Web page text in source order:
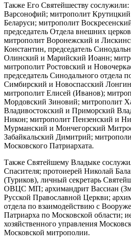
Также Его Святейшеству
Варсонофий; митрополит
Беларуси; митрополит
председатель Отдела внешних
митрополит Воронежский и
Константин, председатель
Олинский и Марийский Иоанн;
митрополит Ростовский и
председатель Синодального
Симбирский и Новоспасский
митрополит Елисей (Иванов);
Мордовский Зиновий; митрополит
Владивостокский и Приморский
Никон; митрополит Пензенский и
Мурманский и Мончегорский
Забайкальский Димитрий;
Московского Патриархата.
Также Святейшему Владыке
Спасителя; протоиерей Николай
(Туриков), личный секретарь
ОВЦС МП; архимандрит Вассиан
Русской Православной Церкви;
отдела по взаимодействию с
Патриарха по Московской области;
хозяйственного управления
Московской митрополии.